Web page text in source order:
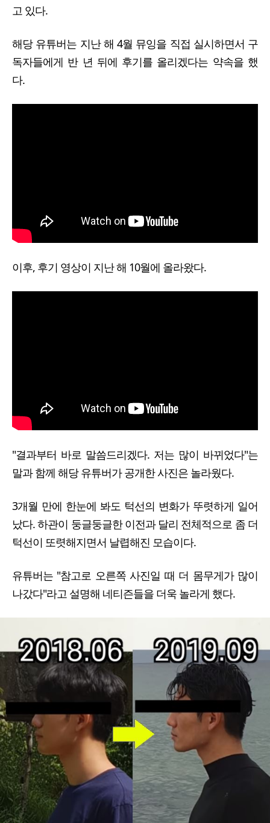
고 있다.
해당 유튜버는 지난 해 4월 뮤잉을 직접 실시하면서 구
독자들에게 반 년 뒤에 후기를 올리겠다는 약속을 했
다.
이후, 후기 영상이 지난 해 10월에 올라왔다.
"결과부터 바로 말씀드리겠다. 저는 많이 바뀌었다"는
말과 함께 해당 유튜버가 공개한 사진은 놀라웠다.
3개월 만에 한눈에 봐도 턱선의 변화가 뚜렷하게 일어
났다. 하관이 둥글둥글한 이전과 달리 전체적으로 좀 더
턱선이 또렷해지면서 날렵해진 모습이다.
유튜버는 "참고로 오른쪽 사진일 때 더 몸무게가 많이
나갔다"라고 설명해 네티즌들을 더욱 놀라게 했다.